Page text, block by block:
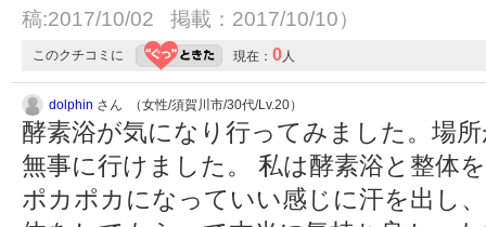
稿:2017/10/02 掲載：2017/10/10）
このクチコミに 現在： 0 人
dolphin さん （女性/須賀川市/30代/Lv.20）
酵素浴が気になり行ってみました。場
無事に行けました。 私は酵素浴と整体
ポカポカになっていい感じに汗を出し